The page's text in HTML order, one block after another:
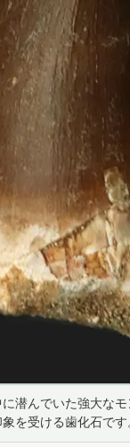
潜んでいた強大な
を受ける歯化石です